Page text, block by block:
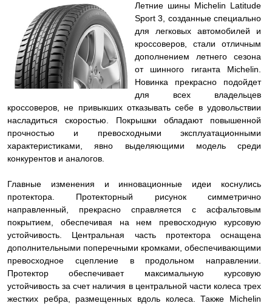
Летние шины Michelin Latitude
Sport 3, созданные специально
для легковых автомобилей и
кроссоверов, стали отличным
дополнением летнего сезона
от шинного гиганта Michelin.
Новинка прекрасно подойдет
для всех владельцев
кроссоверов, не привыкших отказывать себе в удовольствии
насладиться скоростью. Покрышки обладают повышенной
прочностью и превосходными эксплуатационными
характеристиками, явно выделяющими модель среди
конкурентов и аналогов.
Главные изменения и инновационные идеи коснулись
протектора. Протекторный рисунок симметрично
направленный, прекрасно справляется с асфальтовым
покрытием, обеспечивая на нем превосходную курсовую
устойчивость. Центральная часть протектора оснащена
дополнительными поперечными кромками, обеспечивающими
превосходное сцепление в продольном направлении.
Протектор обеспечивает максимальную курсовую
устойчивость за счет наличия в центральной части колеса трех
жестких ребра, размещенных вдоль колеса. Также Michelin